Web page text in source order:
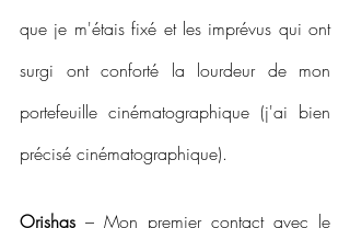
que je m'étais fixé et les imprévus qui ont
surgi ont conforté la lourdeur de mon
portefeuille cinématographique (j'ai bien
précisé cinématographique).
Orishas – Mon premier contact avec le